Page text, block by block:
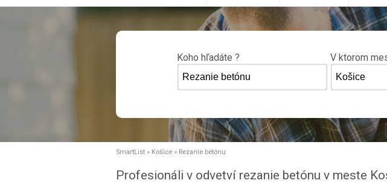
Koho hľadáte ? V ktorom
SmartList » Košice » Rezanie betónu
Profesionáli v odvetví rezanie betónu v meste